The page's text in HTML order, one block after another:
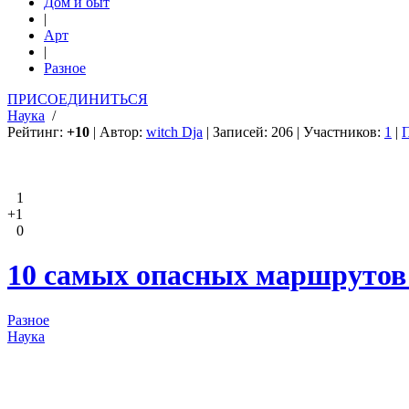
|
Арт
|
Разное
ПРИСОЕДИНИТЬСЯ
Наука /
Рейтинг: +10 | Автор: witch Dja | Записей: 206 | Участников: 1 |
1
+1
0
10 самых опасных
Разное
Наука